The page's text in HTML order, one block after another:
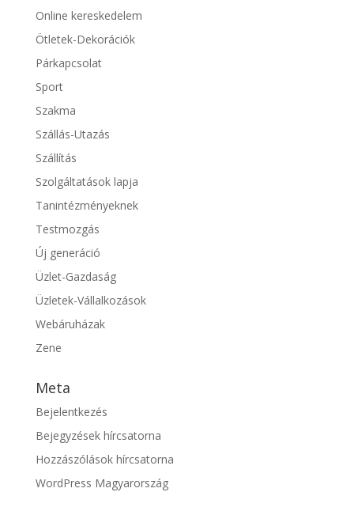
Online kereskedelem
Ötletek-Dekorációk
Párkapcsolat
Sport
Szakma
Szállás-Utazás
Szállítás
Szolgáltatások lapja
Tanintézményeknek
Testmozgás
Új generáció
Üzlet-Gazdaság
Üzletek-Vállalkozások
Webáruházak
Zene
Meta
Bejelentkezés
Bejegyzések hírcsatorna
Hozzászólások hírcsatorna
WordPress Magyarország